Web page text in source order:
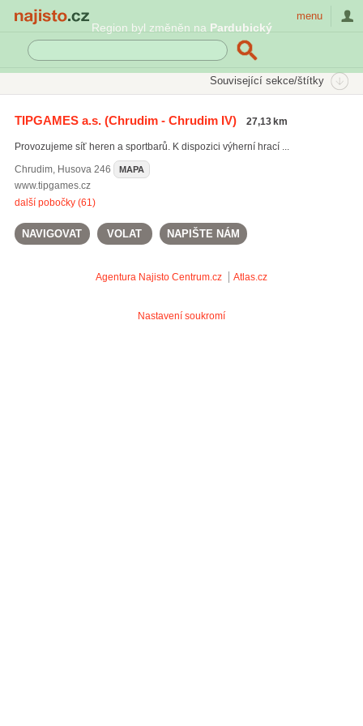
Region byl změněn na Pardubický
menu
Související sekce/štítky
TIPGAMES a.s.(Chrudim - Chrudim IV) 27,13 km
Provozujeme síť heren a sportbarů. K dispozici výherní hrací ...
Chrudim, Husova 246 MAPA
www.tipgames.cz
další pobočky (61)
NAVIGOVAT VOLAT NAPIŠTE NÁM
Agentura Najisto Centrum.cz Atlas.cz
Nastavení soukromí